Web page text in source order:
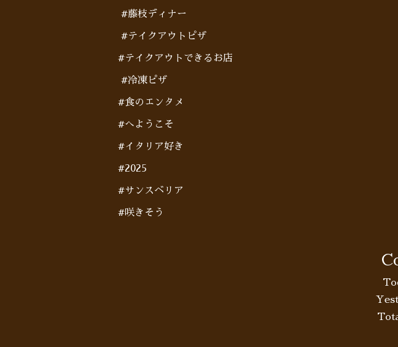
#藤枝ディナー
#テイクアウトピザ
#テイクアウトできるお店
#冷凍ピザ
#食のエンタメ
#へようこそ
#イタリア好き
#2025
#サンスベリア
#咲きそう